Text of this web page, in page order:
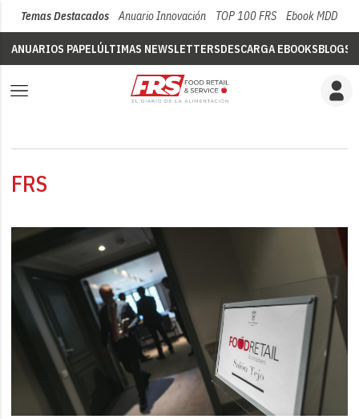
Temas Destacados Anuario Innovación TOP 100 FRS Ebook MDD
ANUARIOS PAPELÚLTIMAS NEWSLETTERSDESCARGA EBOOKSBLOGS
FRS